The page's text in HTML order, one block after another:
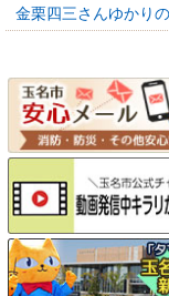
金栗四三さんゆかり